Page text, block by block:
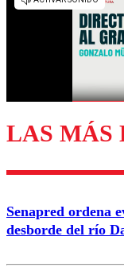
LAS MÁS
Senapred ordena
desborde del río